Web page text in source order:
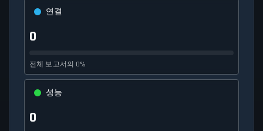
연결
0
전체 보고서의 0%
성능
0